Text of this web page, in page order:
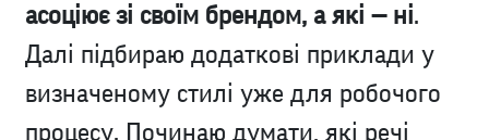
асоціює зі своїм брендом, а які — ні.
Далі підбираю додаткові приклади у
визначеному стилі уже для робочого
процесу. Починаю думати, які речі